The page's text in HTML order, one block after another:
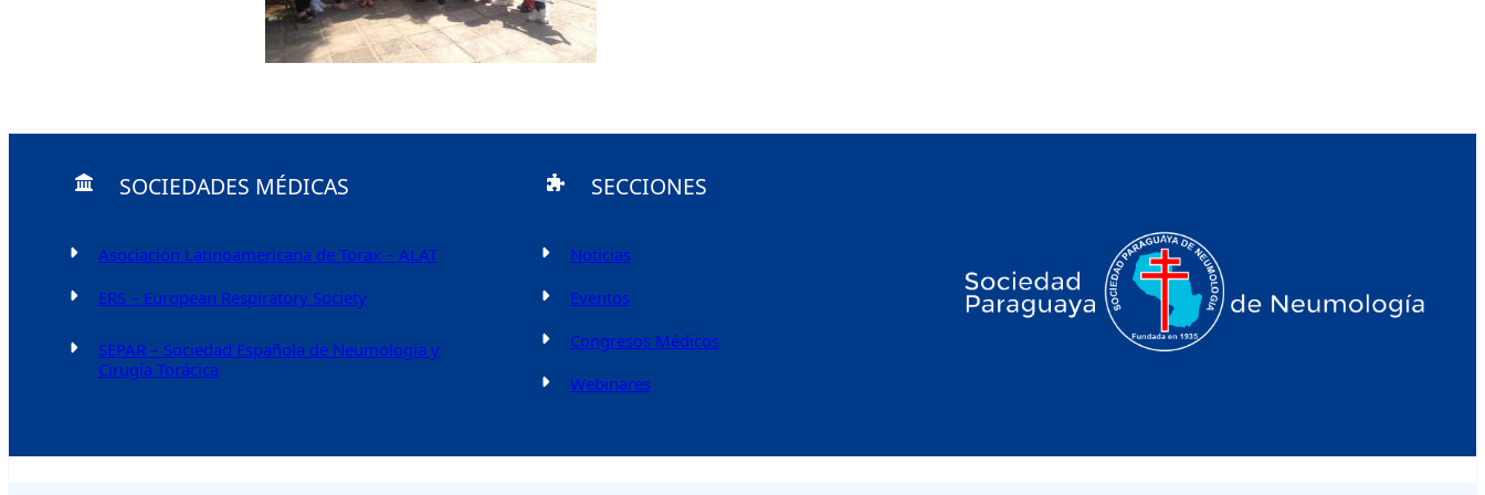
SOCIEDADES MÉDICAS
Asociación Latinoamericana de Torax – ALAT
ERS – European Respiratory Society
SEPAR – Sociedad Española de Neumología y
Cirugía Torácica
SECCIONES
Noticias
Eventos
Congresos Médicos
Webinares